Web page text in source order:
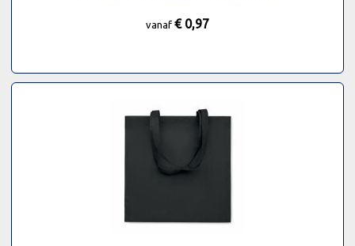
vanaf € 0,97